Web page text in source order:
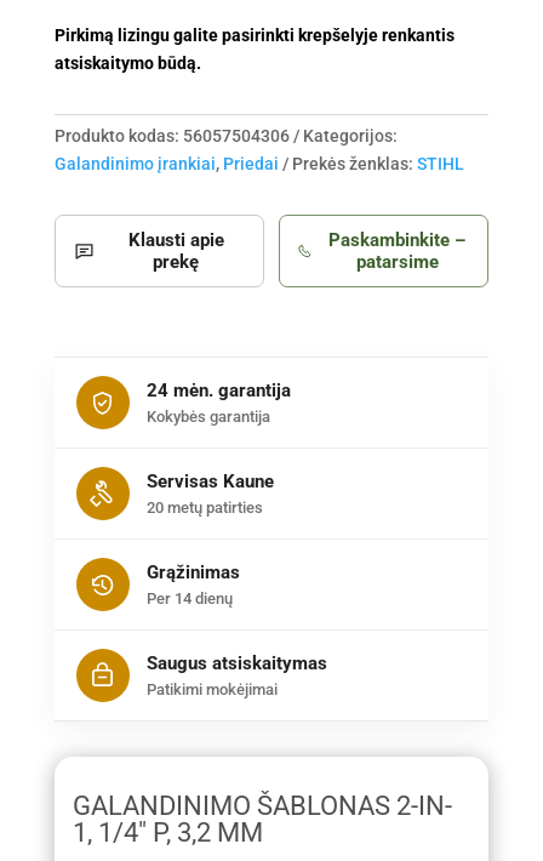
Pirkimą lizingu galite pasirinkti krepšelyje renkantis
atsiskaitymo būdą.
Produkto kodas: 56057504306
Kategorijos:
Galandinimo įrankiai, Priedai Prekės ženklas: STIHL
Klausti apie
prekę
Paskambinkite –
patarsime
24 mėn. garantija
Kokybės garantija
Servisas Kaune
20 metų patirties
Grąžinimas
Per 14 dienų
Saugus atsiskaitymas
Patikimi mokėjimai
GALANDINIMO ŠABLONAS 2-IN-
1, 1/4" P, 3,2 MM